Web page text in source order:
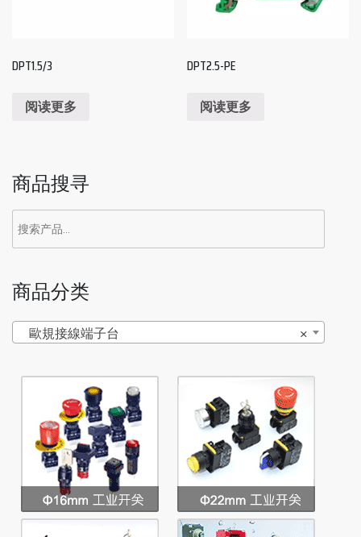
DPT1.5/3
阅读更多
DPT2.5-PE
阅读更多
商品搜寻
商品分类
×
歐規接線端子台